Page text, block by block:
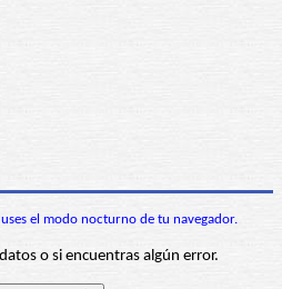
el modo nocturno de tu navegador.
o si encuentras algún error.